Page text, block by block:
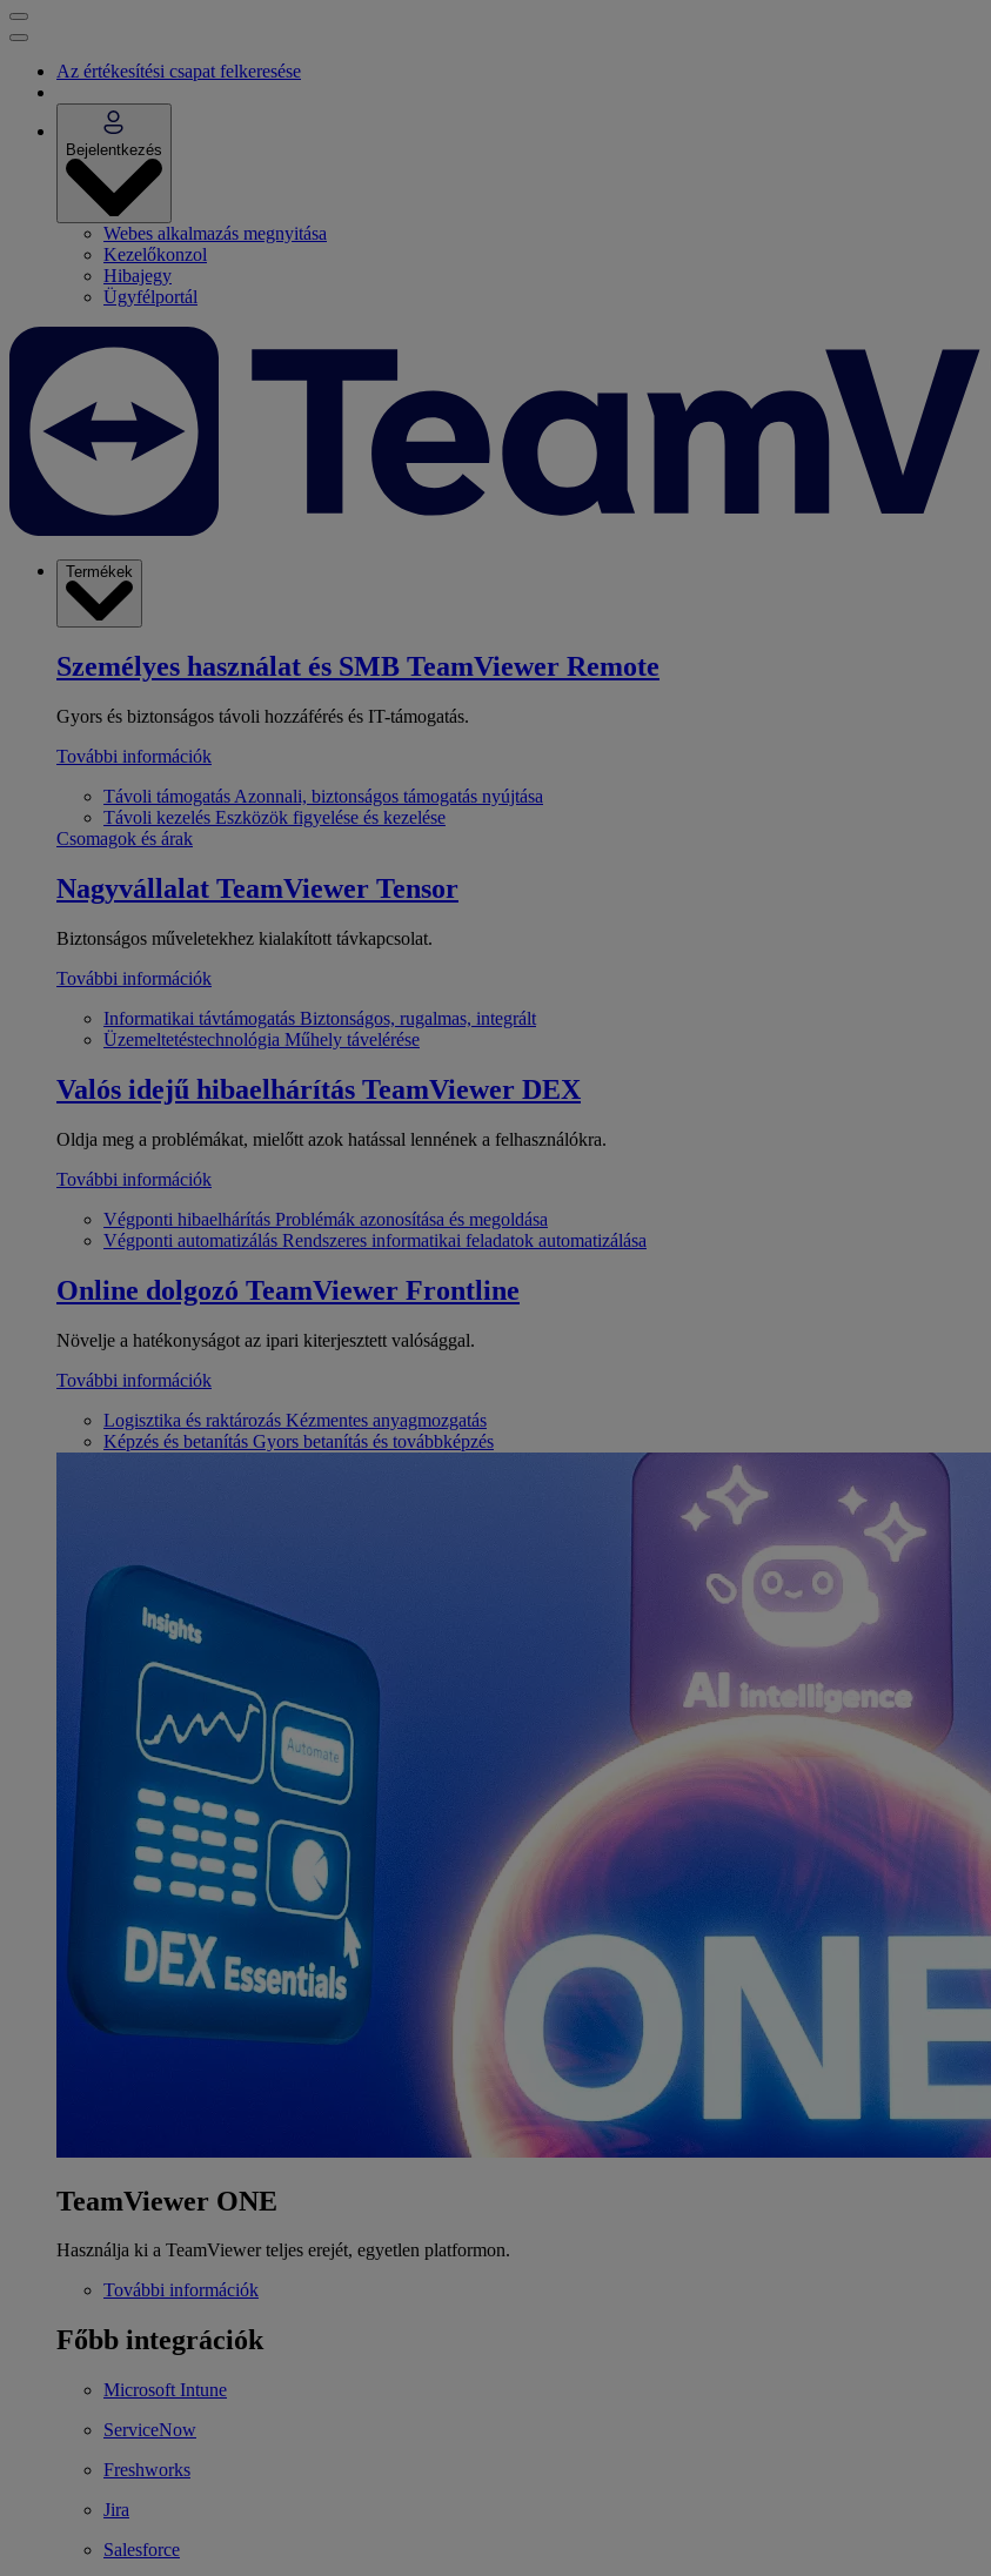
Az értékesítési csapat felkeresése
Bejelentkezés
Webes alkalmazás megnyitása
Kezelőkonzol
Hibajegy
Ügyfélportál
Termékek
Személyes használat és SMB TeamViewer Remote
Gyors és biztonságos távoli hozzáférés és IT-támogatás.
További információk
Távoli támogatás Azonnali, biztonságos támogatás nyújtása
Távoli kezelés Eszközök figyelése és kezelése
Csomagok és árak
Nagyvállalat TeamViewer Tensor
Biztonságos műveletekhez kialakított távkapcsolat.
További információk
Informatikai távtámogatás Biztonságos, rugalmas, integrált
Üzemeltetéstechnológia Műhely távelérése
Valós idejű hibaelhárítás TeamViewer DEX
Oldja meg a problémákat, mielőtt azok hatással lennének a felhasználókra.
További információk
Végponti hibaelhárítás Problémák azonosítása és megoldása
Végponti automatizálás Rendszeres informatikai feladatok automatizálása
Online dolgozó TeamViewer Frontline
Növelje a hatékonyságot az ipari kiterjesztett valósággal.
További információk
Logisztika és raktározás Kézmentes anyagmozgatás
Képzés és betanítás Gyors betanítás és továbbképzés
TeamViewer ONE
Használja ki a TeamViewer teljes erejét, egyetlen platformon.
További információk
Főbb integrációk
Microsoft Intune
ServiceNow
Freshworks
Jira
Salesforce